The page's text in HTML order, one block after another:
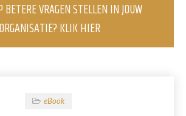
BETERE VRAGEN STELLEN IN JOUW
ORGANISATIE? KLIK HIER
eBook